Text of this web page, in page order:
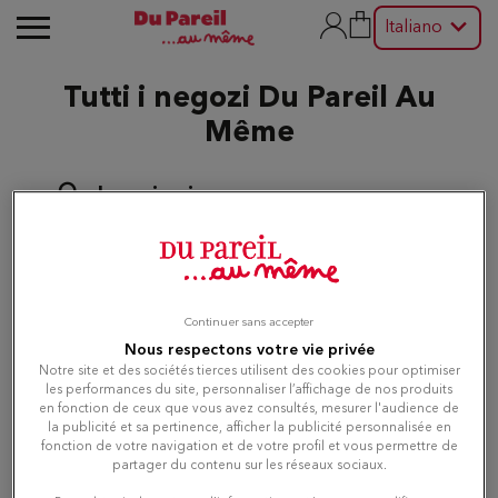
Italiano
Tutti i negozi Du Pareil Au
Même
La mia ricerca
Criteri avanzati
Ricerca
Nous respectons votre vie privée
Notre site et des sociétés tierces utilisent des cookies pour optimiser
les performances du site, personnaliser l’affichage de nos produits
en fonction de ceux que vous avez consultés, mesurer l'audience de
la publicité et sa pertinence, afficher la publicité personnalisée en
fonction de votre navigation et de votre profil et vous permettre de
partager du contenu sur les réseaux sociaux.
Continuer sans accepter